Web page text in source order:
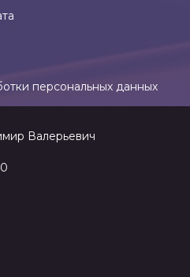
персональных данных
Валерьевич